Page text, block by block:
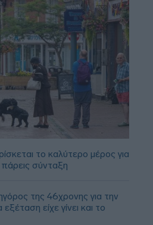
το καλύτερο μέρος για
σύνταξη
της 46χρονης για την
είχε γίνει και το